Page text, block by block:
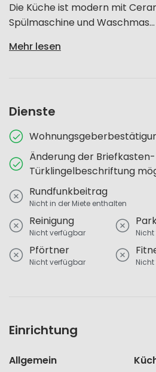
Die Küche ist modern mit
Spülmaschine und Waschmas...
Mehr lesen
Dienste
Änderung der
Türklingelbeschriftung
Rundfunkbeitrag
Nicht in der Miete enthalten
Reinigung
Nicht verfügbar
Pförtner
Nicht verfügbar
Einrichtung
Allgemein